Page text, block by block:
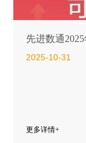
先进数通
2025-10-31
更多详情+